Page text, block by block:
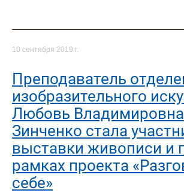
10 сентября 2019 г.
Преподаватель
изобразительного
Любовь Владимировна
Зинченко стала
выставки живописи и
рамках проекта
себе»